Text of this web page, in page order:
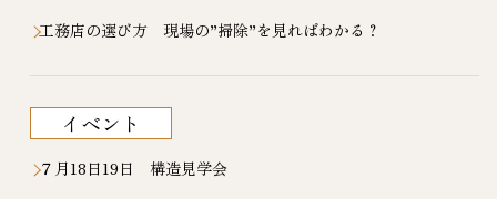
工務店の選び方 現場の”掃除”を見ればわかる？
イベント
７月18日19日 構造見学会